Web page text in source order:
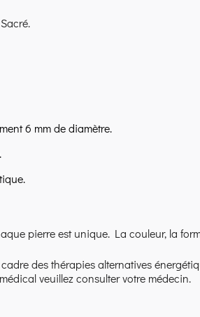
6 mm de diamètre.
pierre est unique. La couleur, la
des thérapies alternatives
veuillez consulter votre médecin.